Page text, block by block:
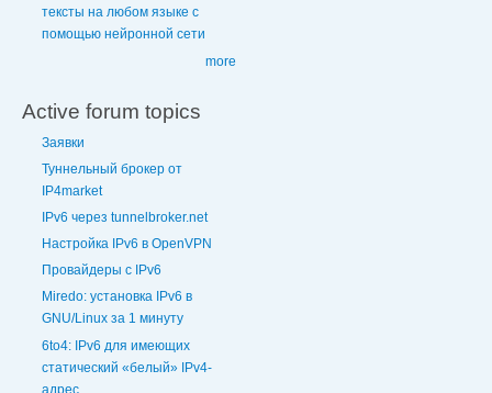
тексты на любом языке с
помощью нейронной сети
more
Active forum topics
Заявки
Туннельный брокер от
IP4market
IPv6 через tunnelbroker.net
Настройка IPv6 в OpenVPN
Провайдеры с IPv6
Miredo: установка IPv6 в
GNU/Linux за 1 минуту
6to4: IPv6 для имеющих
статический «белый» IPv4-
адрес